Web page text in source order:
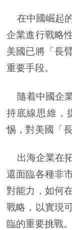
在中國崛起
企業進行戰略
美國已將「長
重要手段。
隨着中國企
持底線思維，
惕，對美國「
出海企業在
還面臨各種非
對能力，如何
戰略，以實現
臨的重要挑戰。